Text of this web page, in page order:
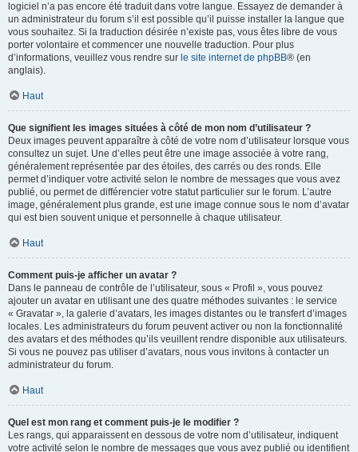
logiciel n’a pas encore été traduit dans votre langue. Essayez de demander à
un administrateur du forum s’il est possible qu’il puisse installer la langue que
vous souhaitez. Si la traduction désirée n’existe pas, vous êtes libre de vous
porter volontaire et commencer une nouvelle traduction. Pour plus
d’informations, veuillez vous rendre sur le site internet de phpBB® (en
anglais).
Haut
Que signifient les images situées à côté de mon nom d’utilisateur ?
Deux images peuvent apparaître à côté de votre nom d’utilisateur lorsque vous
consultez un sujet. Une d’elles peut être une image associée à votre rang,
généralement représentée par des étoiles, des carrés ou des ronds. Elle
permet d’indiquer votre activité selon le nombre de messages que vous avez
publié, ou permet de différencier votre statut particulier sur le forum. L’autre
image, généralement plus grande, est une image connue sous le nom d’avatar
qui est bien souvent unique et personnelle à chaque utilisateur.
Haut
Comment puis-je afficher un avatar ?
Dans le panneau de contrôle de l’utilisateur, sous « Profil », vous pouvez
ajouter un avatar en utilisant une des quatre méthodes suivantes : le service
« Gravatar », la galerie d’avatars, les images distantes ou le transfert d’images
locales. Les administrateurs du forum peuvent activer ou non la fonctionnalité
des avatars et des méthodes qu’ils veuillent rendre disponible aux utilisateurs.
Si vous ne pouvez pas utiliser d’avatars, nous vous invitons à contacter un
administrateur du forum.
Haut
Quel est mon rang et comment puis-je le modifier ?
Les rangs, qui apparaissent en dessous de votre nom d’utilisateur, indiquent
votre activité selon le nombre de messages que vous avez publié ou identifient